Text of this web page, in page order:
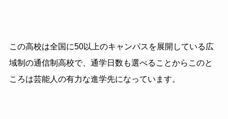
この高校は全国に50以上のキャンパスを展開している広
域制の通信制高校で、通学日数も選べることからこのと
ころは芸能人の有力な進学先になっています。